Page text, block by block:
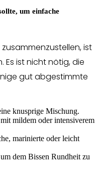
um einfache
ist
Es ist nicht nötig, die
gut abgestimmte
knusprige Mischung.
mildem oder intensiverem
marinierte oder leicht
dem Bissen Rundheit zu